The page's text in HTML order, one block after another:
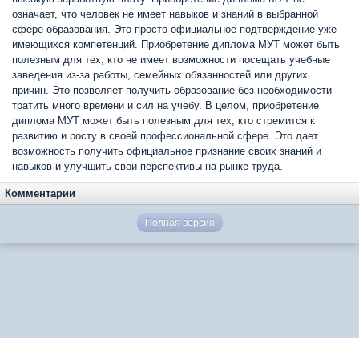
означает, что человек не имеет навыков и знаний в выбранной
сфере образования. Это просто официальное подтверждение уже
имеющихся компетенций. Приобретение диплома МУТ может быть
полезным для тех, кто не имеет возможности посещать учебные
заведения из-за работы, семейных обязанностей или других
причин. Это позволяет получить образование без необходимости
тратить много времени и сил на учебу. В целом, приобретение
диплома МУТ может быть полезным для тех, кто стремится к
развитию и росту в своей профессиональной сфере. Это дает
возможность получить официальное признание своих знаний и
навыков и улучшить свои перспективы на рынке труда.
Комментарии
Полная версия